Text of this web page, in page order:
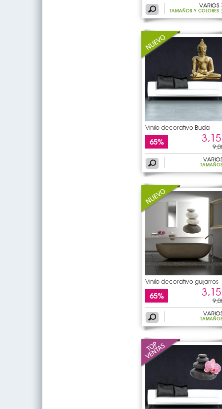
VARIOS
TAMAÑOS Y COLORES
Vinilo decorativo Buda
65%
Vinilo decorativo guijarros
65%